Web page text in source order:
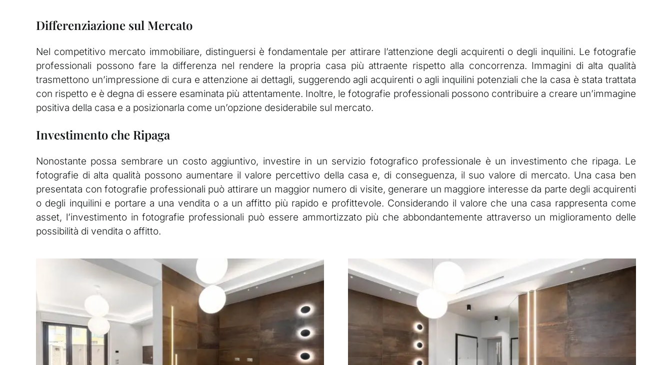
Differenziazione sul Mercato
Nel competitivo mercato immobiliare, distinguersi è fondamentale per attirare l’attenzione degli acquirenti o degli inquilini. Le fotografie
professionali possono fare la differenza nel rendere la propria casa più attraente rispetto alla concorrenza. Immagini di alta qualità
trasmettono un’impressione di cura e attenzione ai dettagli, suggerendo agli acquirenti o agli inquilini potenziali che la casa è stata trattata
con rispetto e è degna di essere esaminata più attentamente. Inoltre, le fotografie professionali possono contribuire a creare un’immagine
positiva della casa e a posizionarla come un’opzione desiderabile sul mercato.
Investimento che Ripaga
Nonostante possa sembrare un costo aggiuntivo, investire in un servizio fotografico professionale è un investimento che ripaga. Le
fotografie di alta qualità possono aumentare il valore percettivo della casa e, di conseguenza, il suo valore di mercato. Una casa ben
presentata con fotografie professionali può attirare un maggior numero di visite, generare un maggiore interesse da parte degli acquirenti
o degli inquilini e portare a una vendita o a un affitto più rapido e profittevole. Considerando il valore che una casa rappresenta come
asset, l’investimento in fotografie professionali può essere ammortizzato più che abbondantemente attraverso un miglioramento delle
possibilità di vendita o affitto.